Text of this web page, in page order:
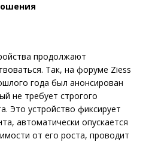
продолжают
Так, на форуме Ziess
года был анонсирован
не требует строгого
Это устройство фиксирует
автоматически опускается
от его роста, проводит